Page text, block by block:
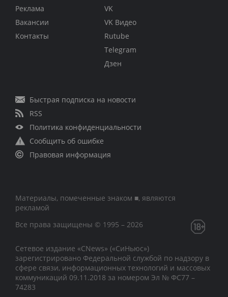
Реклама
Вакансии
Контакты
VK
VK Видео
Rutube
Telegram
Дзен
Быстрая подписка на новости
RSS
Политика конфиденциальности
Сообщить об ошибке
Правовая информация
Материалы, помеченные знаком ■, являются
рекламой
Все права защищены © 1995 – 2026
Сетевое издание «CNews» («СиНьюс»)
зарегистрировано Федеральной службой по надзору в
сфере связи, информационных технологий и массовых
коммуникаций 09.11.2018 за номером Эл № ФС77 –
74283